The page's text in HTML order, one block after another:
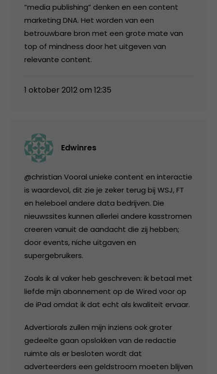
“media publishing” denken en een content
marketing DNA. Het worden van een
betrouwbare bron met een grote mate van
top of mindness door het uitgeven van
relevante content.
1 oktober 2012 om 12:35
Edwinres
@christian Vooral unieke content en interactie
is waardevol, dit zie je zeker terug bij WSJ, FT
en heleboel andere data bedrijven. Die
nieuwssites kunnen allerlei andere kasstromen
creeren vanuit de aandacht die zij hebben;
door events, niche uitgaven en
supergebruikers.
Zoals ik al vaker heb geschreven: ik betaal met
liefde mijn abonnement op de Wired voor op
de iPad omdat ik dat echt als kwaliteit ervaar.
Advertiorals zullen mijn inziens ook groter
gedeelte gaan opslokken van de redactie
ruimte als er besloten wordt dat
adverteerders een geldstroom moeten blijven